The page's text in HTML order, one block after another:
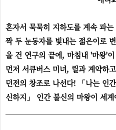
혼자서 묵묵히 지하도를 계속 파
짝 두 눈동자를 빛내는 젊은이로
을 건 연구의 끝에, 마침내 '마왕'
먼저 서큐버스 미녀, 릴과 계약하
던전의 창조로 나선다! 「나는 인
신하지」 인간 불신의 마왕이 세